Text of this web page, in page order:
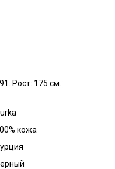
Рост: 175 см.
кожа